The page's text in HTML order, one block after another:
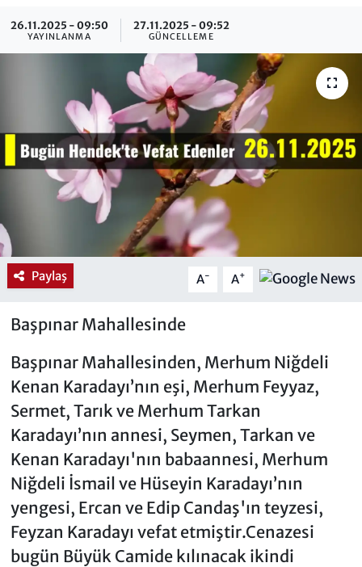
26.11.2025 - 09:50
YAYINLANMA
27.11.2025 - 09:52
GÜNCELLEME
Paylaş A- A+
Başpınar Mahallesinde
Başpınar Mahallesinden, Merhum Niğdeli
Kenan Karadayı’nın eşi, Merhum Feyyaz,
Sermet, Tarık ve Merhum Tarkan
Karadayı’nın annesi, Seymen, Tarkan ve
Kenan Karadayı'nın babaannesi, Merhum
Niğdeli İsmail ve Hüseyin Karadayı’nın
yengesi, Ercan ve Edip Candaş'ın teyzesi,
Feyzan Karadayı vefat etmiştir.Cenazesi
bugün Büyük Camide kılınacak ikindi